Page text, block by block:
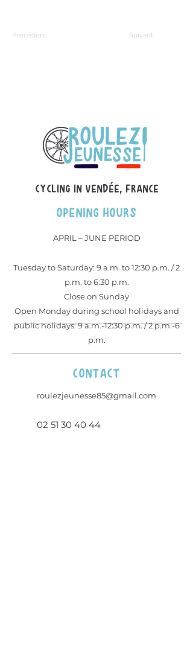
Précédent Suivant
Cycling in Vendée, france
OPENING HOURS
APRIL – JUNE PERIOD
Tuesday to Saturday: 9 a.m. to 12:30 p.m. / 2
p.m. to 6:30 p.m.
Close on Sunday
Open Monday during school holidays and
public holidays: 9 a.m.-12:30 p.m. / 2 p.m.-6
p.m.
contact
roulezjeunesse85@gmail.com
02 51 30 40 44